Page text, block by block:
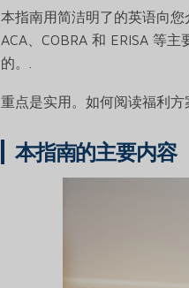
本指南用简洁明了的英语向
ACA、COBRA 和 ERISA 等
的。.
重点是实用。如何阅读福利
本指南的主要内容